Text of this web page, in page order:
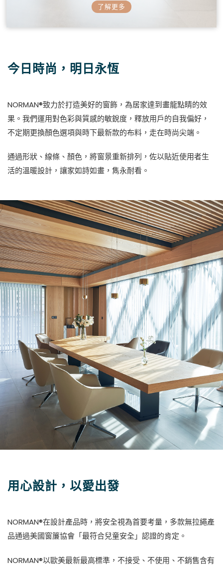
了解更多
今日時尚，明日永恆
NORMAN®致力於打造美好的窗飾，為居家達到畫龍點睛的效
果。我們運用對色彩與質感的敏銳度，釋放用戶的自我偏好，
不定期更換顏色選項與時下最新款的布料，走在時尚尖端。
通過形狀、線條、顏色，將窗景重新排列，佐以貼近使用者生
活的溫暖設計，讓家如詩如畫，雋永耐看。
用心設計，以愛出發
NORMAN®在設計產品時，將安全視為首要考量，多款無拉繩產
品通過美國窗簾協會「最符合兒童安全」認證的肯定。
NORMAN®以歐美最新最高標準，不接受、不使用、不銷售含有